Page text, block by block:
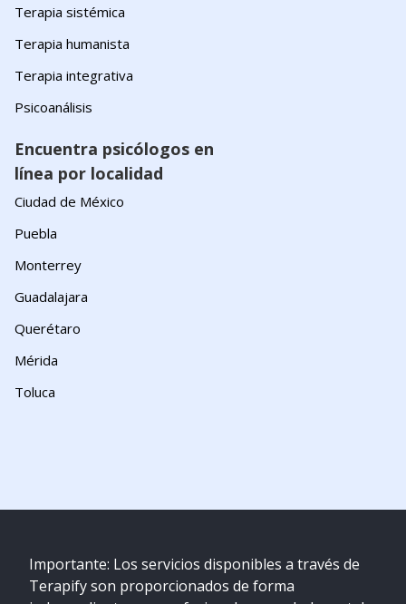
Terapia sistémica
Terapia humanista
Terapia integrativa
Psicoanálisis
Encuentra psicólogos en
línea por localidad
Ciudad de México
Puebla
Monterrey
Guadalajara
Querétaro
Mérida
Toluca
Importante: Los servicios disponibles a través de
Terapify son proporcionados de forma